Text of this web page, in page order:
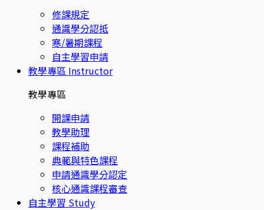
修課規定
通識學分認抵
寒/暑期課程
自主學習申請
教學專區 Instructor
教學專區
開課申請
教學助理
課程補助
典範與特色課程
申請通識學分認定
核心通識課程審查
自主學習 Study